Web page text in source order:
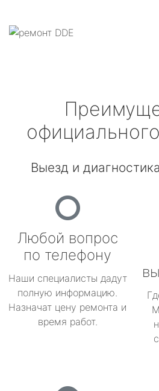
Выезд и
Любой вопрос
по телефону
Наши специалисты дадут
полную информацию.
Назначат цену ремонта и
время работ.